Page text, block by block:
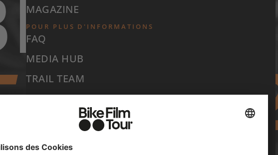
MAGAZINE
POUR PLUS D'INFORMATIONS
FAQ
MEDIA HUB
TRAIL TEAM
MEET THE HOSTS ↗
POUR LES ENTREPRISES
HOST A SHOW
DEVENIR PARTENAIRE ↗